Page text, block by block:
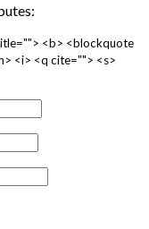
<b> <blockquote
<i> <q cite=""> <s>